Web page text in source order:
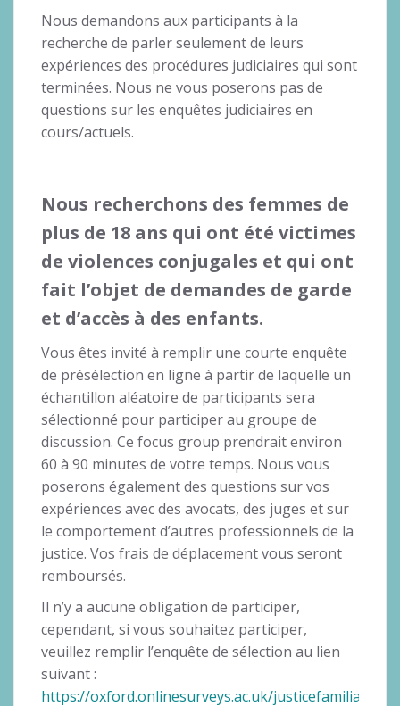
Nous demandons aux participants à la
recherche de parler seulement de leurs
expériences des procédures judiciaires qui sont
terminées. Nous ne vous poserons pas de
questions sur les enquêtes judiciaires en
cours/actuels.
Nous recherchons des femmes de
plus de 18 ans qui ont été victimes
de violences conjugales et qui ont
fait l’objet de demandes de garde
et d’accès à des enfants.
Vous êtes invité à remplir une courte enquête
de présélection en ligne à partir de laquelle un
échantillon aléatoire de participants sera
sélectionné pour participer au groupe de
discussion. Ce focus group prendrait environ
60 à 90 minutes de votre temps. Nous vous
poserons également des questions sur vos
expériences avec des avocats, des juges et sur
le comportement d’autres professionnels de la
justice. Vos frais de déplacement vous seront
remboursés.
Il n’y a aucune obligation de participer,
cependant, si vous souhaitez participer,
veuillez remplir l’enquête de sélection au lien
suivant :
https://oxford.onlinesurveys.ac.uk/justicefamiliale